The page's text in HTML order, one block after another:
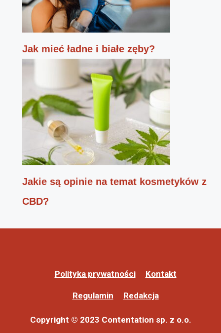
Jak mieć ładne i białe zęby?
Jakie są opinie na temat kosmetyków z
CBD?
Polityka prywatności Kontakt
Regulamin Redakcja
Copyright © 2023 Contentation sp. z o.o.